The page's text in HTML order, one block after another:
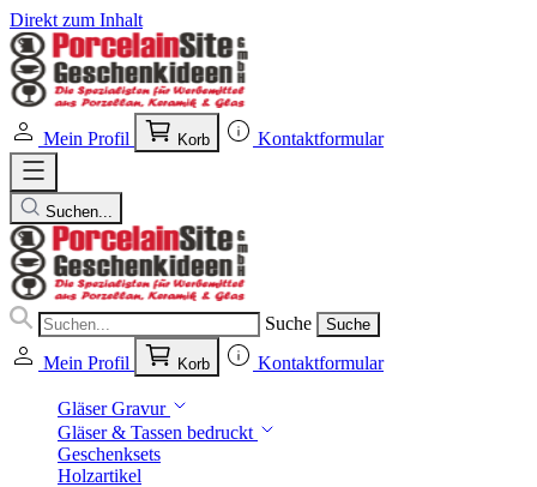
Direkt zum Inhalt
Mein Profil Korb Kontaktformular
Suchen...
Suche Suche
Mein Profil Korb Kontaktformular
Gläser Gravur
Gläser & Tassen bedruckt
Geschenksets
Holzartikel